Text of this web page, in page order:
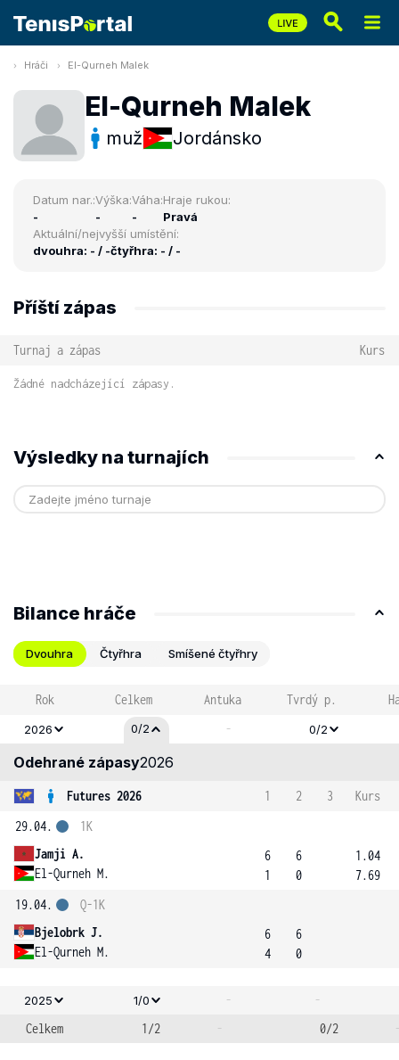
Hráči El-Qurneh Malek
El-Qurneh Malek
muž Jordánsko
Datum nar.:
-
Výška:
-
Váha:
-
Hraje rukou:
Pravá
Aktuální/nejvyšší umístění:
dvouhra: - / -čtyřhra: - / -
Příští zápas
Turnaj a zápas Kurs
Žádné nadcházející zápasy.
Výsledky na turnajích
Bilance hráče
Dvouhra Čtyřhra Smíšené čtyřhry
Rok Celkem Antuka Tvrdý p.
2026 0/2 - 0/2
Odehrané zápasy2026
Futures 2026 1 2 3
Kurs
29.04.
Jamji A.
El-Qurneh M.
1K
6
1
6
0
1.04
7.69
19.04.
Bjelobrk J.
El-Qurneh M.
Q-1K
6
4
6
0
2025 1/0 -
-
Celkem
1/2 - 0/2